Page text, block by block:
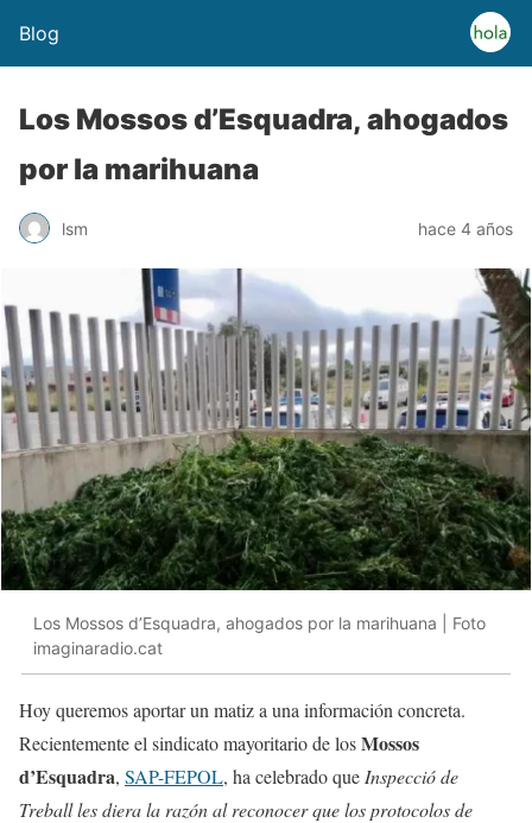
Blog
Los Mossos d’Esquadra, ahogados
por la marihuana
lsm hace 4 años
Los Mossos d’Esquadra, ahogados por la marihuana | Foto
imaginaradio.cat
Hoy queremos aportar un matiz a una información concreta.
Recientemente el sindicato mayoritario de losMossos
d’Esquadra, SAP-FEPOL, ha celebrado que Inspecció de
Treball les diera la razón al reconocer que los protocolos de